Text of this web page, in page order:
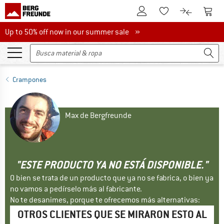
A la cuenta de cliente
A la lista de
A la A la
Up to 50% off now in our summer sale
Up to 50% off now in our summer sale »
Crampones
Max de Bergfreunde
"ESTE PRODUCTO YA NO ESTÁ DISPONIBLE."
O bien se trata de un producto que ya no se fabrica, o bien ya
no vamos a pedírselo más al fabricante.
No te desanimes, porque te ofrecemos más alternativas:
OTROS CLIENTES QUE SE MIRARON ESTO AL